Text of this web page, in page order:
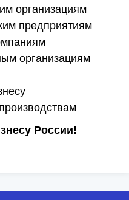
организациям
предприятиям
организациям
России!